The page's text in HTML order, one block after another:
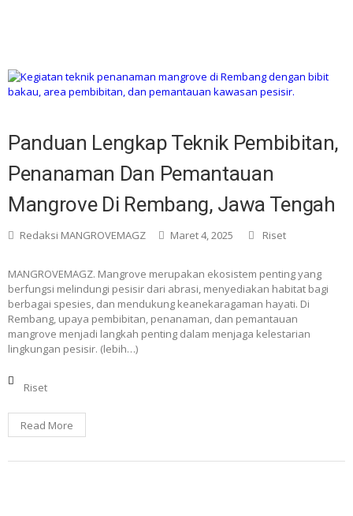
Panduan Lengkap Teknik Pembibitan,
Penanaman Dan Pemantauan
Mangrove Di Rembang, Jawa Tengah
Redaksi MANGROVEMAGZ Maret 4, 2025 Riset
MANGROVEMAGZ. Mangrove merupakan ekosistem penting yang
berfungsi melindungi pesisir dari abrasi, menyediakan habitat bagi
berbagai spesies, dan mendukung keanekaragaman hayati. Di
Rembang, upaya pembibitan, penanaman, dan pemantauan
mangrove menjadi langkah penting dalam menjaga kelestarian
lingkungan pesisir. (lebih…)
Riset
Read More